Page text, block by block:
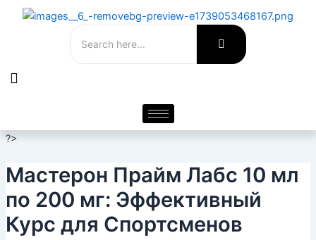
?>
Мастерон Прайм Лабс 10 мл
по 200 мг: Эффективный
Курс для Спортсменов
Post
navigation